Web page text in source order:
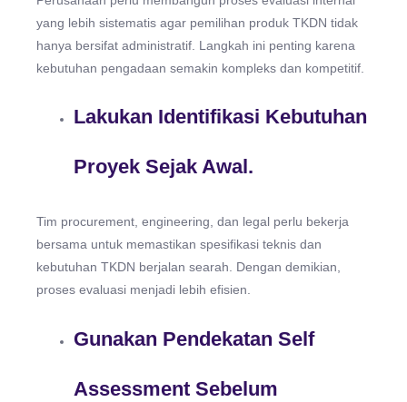
yang lebih sistematis agar pemilihan produk TKDN tidak
hanya bersifat administratif. Langkah ini penting karena
kebutuhan pengadaan semakin kompleks dan kompetitif.
Lakukan Identifikasi Kebutuhan
Proyek Sejak Awal.
Tim procurement, engineering, dan legal perlu bekerja
bersama untuk memastikan spesifikasi teknis dan
kebutuhan TKDN berjalan searah. Dengan demikian,
proses evaluasi menjadi lebih efisien.
Gunakan Pendekatan Self
Assessment Sebelum